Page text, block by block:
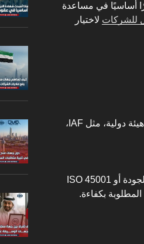
أساسيًا في مساعدة
للشركات لاختيار
من الضروري التأكد أن الجهة التي تمنح الشهادة معتمدة من هيئة دولية، مثل IAF،
تختلف الشهادات بحسب طبيعة المؤسسة، مثل ISO 9001 للجودة أو ISO 45001
بكفاءة.